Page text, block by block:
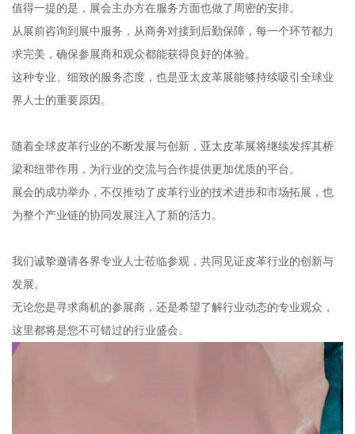
值得一提的是，展会主办方在服务方面也做了周密的安排。
从展前咨询到展中服务，从商务对接到后勤保障，每一个环节都力
求完美，确保参展商和观众都能获得良好的体验。
这种专业、细致的服务态度，也是亚太皮革展能够持续吸引全球业
界人士的重要原因。
随着全球皮革行业的不断发展与创新，亚太皮革展将继续发挥其桥
梁和纽带作用，为行业的交流与合作提供更加优质的平台。
展会的成功举办，不仅推动了皮革行业的技术进步和市场拓展，也
为整个产业链的协同发展注入了新的活力。
我们诚挚邀请各界专业人士莅临参观，共同见证皮革行业的创新与
发展。
无论您是寻求商机的参展商，还是希望了解行业动态的专业观众，
这里都将是您不可错过的行业盛会。